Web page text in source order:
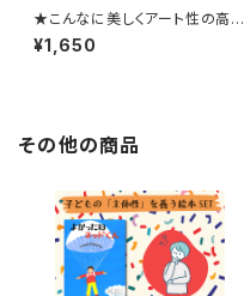
★こんなに美しくアート性の高い
海の写真絵本は見たことない！
★『なにかななにかな 海のな
¥1,650
その他の商品